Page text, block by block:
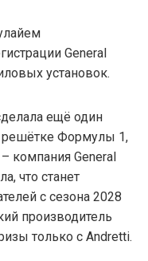
General
установок.
ещё один
решётке Формулы 1,
компания General
что станет
с сезона 2028
производитель
только с Andretti.